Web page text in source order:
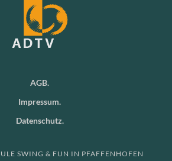
AGB
Impressum
Datenschutz
SWING & FUN IN PFAFFENHOFEN